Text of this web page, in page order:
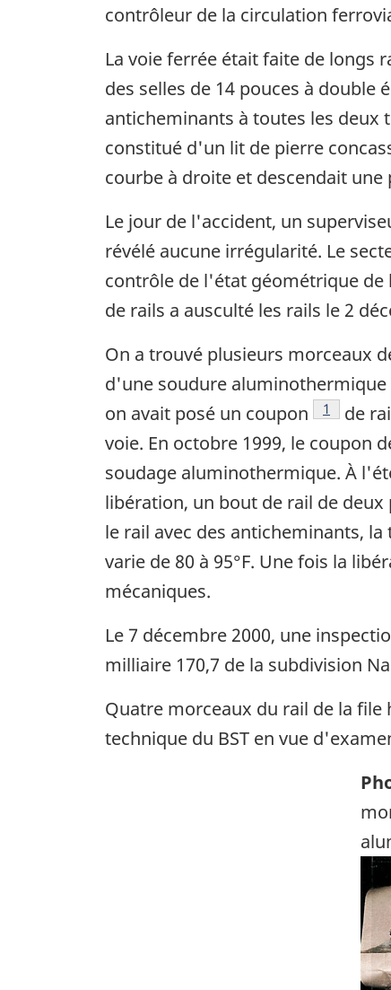
contrôleur de la circulation
La voie ferrée était faite de longs
des selles de 14 pouces à double
anticheminants à toutes les deux
constitué d'un lit de pierre
courbe à droite et descendait
Le jour de l'accident, un
révélé aucune irrégularité. Le
contrôle de l'état géométrique de
de rails a ausculté les rails le 2
On a trouvé plusieurs morceaux
d'une soudure aluminothermique
on avait posé un coupon
Note de
1
de
voie. En octobre 1999, le coupon
soudage aluminothermique. À
libération, un bout de rail de
le rail avec des anticheminants,
varie de 80 à 95°F. Une fois la
mécaniques.
Le 7 décembre 2000, une
milliaire 170,7 de la subdivision
Quatre morceaux du rail de la
technique du BST en vue